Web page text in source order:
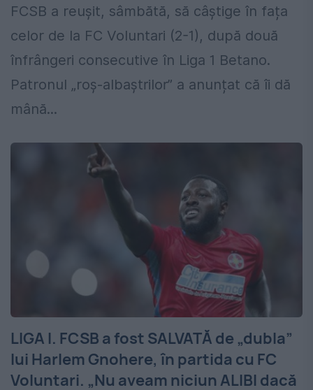
FCSB a reușit, sâmbătă, să câștige în fața
celor de la FC Voluntari (2-1), după două
înfrângeri consecutive în Liga 1 Betano.
Patronul „roș-albaștrilor” a anunțat că îi dă
mână...
LIGA I. FCSB a fost SALVATĂ de „dubla”
lui Harlem Gnohere, în partida cu FC
Voluntari. „Nu aveam niciun ALIBI dacă